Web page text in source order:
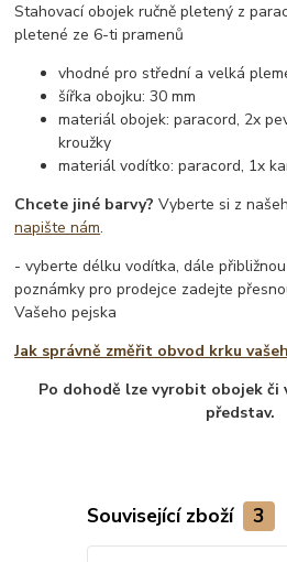
Stahovací obojek ručně pletený z
pletené ze 6-ti pramenů
vhodné pro střední a velká
šířka obojku: 30 mm
materiál obojek: paracord, 2x
kroužky
materiál vodítko: paracord, 1x
Chcete jiné barvy? Vyberte si z
napište nám.
- vyberte délku vodítka, dále
poznámky pro prodejce zadejte
Vašeho pejska
Jak správně změřit obvod krku
Po dohodě lze vyrobit obojek či
představ.
Související zboží 3